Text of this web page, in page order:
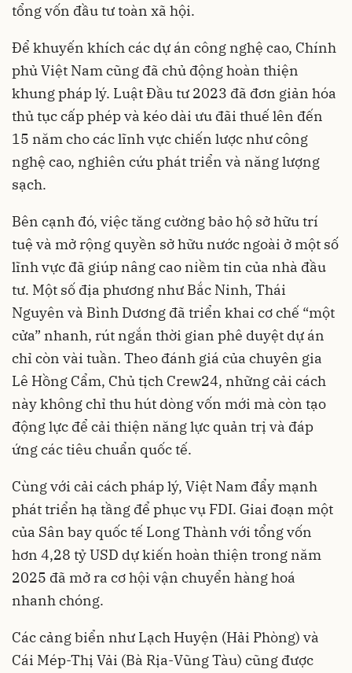
tổng vốn đầu tư toàn xã hội.
Để khuyến khích các dự án công nghệ cao, Chính
phủ Việt Nam cũng đã chủ động hoàn thiện
khung pháp lý. Luật Đầu tư 2023 đã đơn giản hóa
thủ tục cấp phép và kéo dài ưu đãi thuế lên đến
15 năm cho các lĩnh vực chiến lược như công
nghệ cao, nghiên cứu phát triển và năng lượng
sạch.
Bên cạnh đó, việc tăng cường bảo hộ sở hữu trí
tuệ và mở rộng quyền sở hữu nước ngoài ở một số
lĩnh vực đã giúp nâng cao niềm tin của nhà đầu
tư. Một số địa phương như Bắc Ninh, Thái
Nguyên và Bình Dương đã triển khai cơ chế “một
cửa” nhanh, rút ngắn thời gian phê duyệt dự án
chỉ còn vài tuần. Theo đánh giá của chuyên gia
Lê Hồng Cẩm, Chủ tịch Crew24, những cải cách
này không chỉ thu hút dòng vốn mới mà còn tạo
động lực để cải thiện năng lực quản trị và đáp
ứng các tiêu chuẩn quốc tế.
Cùng với cải cách pháp lý, Việt Nam đẩy mạnh
phát triển hạ tầng để phục vụ FDI. Giai đoạn một
của Sân bay quốc tế Long Thành với tổng vốn
hơn 4,28 tỷ USD dự kiến hoàn thiện trong năm
2025 đã mở ra cơ hội vận chuyển hàng hoá
nhanh chóng.
Các cảng biển như Lạch Huyện (Hải Phòng) và
Cái Mép-Thị Vải (Bà Rịa-Vũng Tàu) cũng được